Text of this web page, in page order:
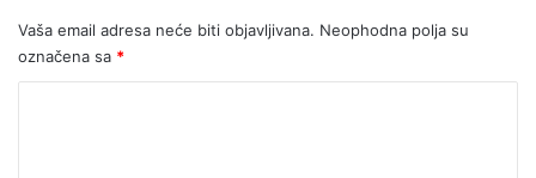
Vaša email adresa neće biti objavljivana. Neophodna polja su
označena sa *